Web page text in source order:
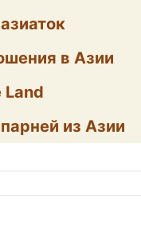
в Азии
Land
из Азии